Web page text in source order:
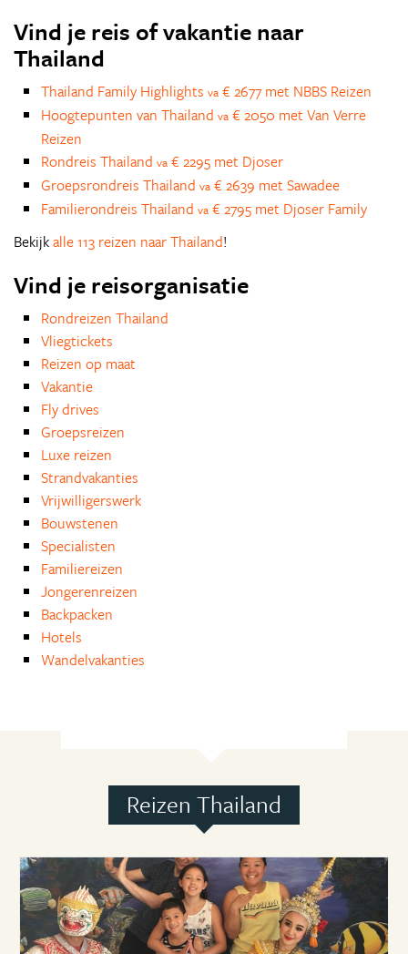
Vind je reis of vakantie naar
Thailand
Thailand Family Highlights va € 2677 met NBBS Reizen
Hoogtepunten van Thailand va € 2050 met Van Verre
Reizen
Rondreis Thailand va € 2295 met Djoser
Groepsrondreis Thailand va € 2639 met Sawadee
Familierondreis Thailand va € 2795 met Djoser Family
Bekijkalle 113 reizen naar Thailand!
Vind je reisorganisatie
Rondreizen Thailand
Vliegtickets
Reizen op maat
Vakantie
Fly drives
Groepsreizen
Luxe reizen
Strandvakanties
Vrijwilligerswerk
Bouwstenen
Specialisten
Familiereizen
Jongerenreizen
Backpacken
Hotels
Wandelvakanties
Reizen Thailand